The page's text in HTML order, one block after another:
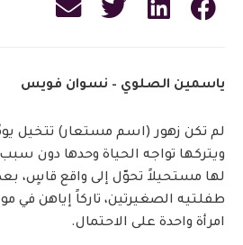
ياسمين الصلوي – نسوان فويس
لم تكن زهور (اسم مستعار) تتخيل
ويتركها تواجه الحياة وحدها دون
لها مستحيلاً تحوّل إلى واقع قاسٍ،
طفلتيه الصغيرتين، تاركاً إياهن في
امرأة واحدة على الاحتمال.